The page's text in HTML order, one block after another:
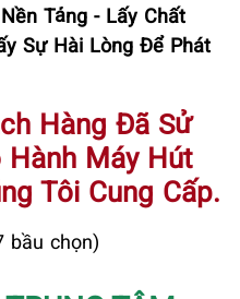
Tảng - Lấy Chất
Sự Hài Lòng Để Phát
Hàng Đã Sử
Hành Máy Hút
Tôi Cung Cấp.
bầu chọn)